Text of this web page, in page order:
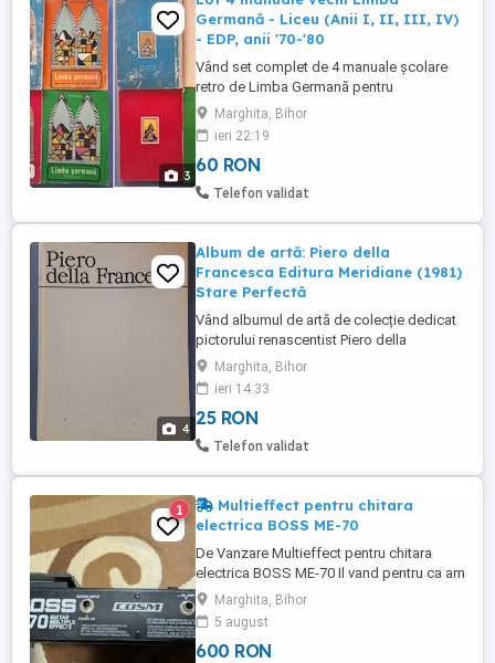
3
Germană - Liceu (Anii I, II, III, IV)
- EDP, anii '70-'80
Vând set complet de 4 manuale școlare
retro de Limba Germană pentru
învățământul liceal (Anul I - IV de studiu),
apărute la Editura Didactică și Pedagogică
în perioada anilor 1970 1980. Autori: Livia
Ștefănescu, Basilius Abager Stare: Cărțile
sunt folosite lucrate, însă sunt complete,
Marghita, Bihor
ieri 22:19
60 RON
Telefon validat
4
Album de artă: Piero della
Francesca Editura Meridiane (1981)
Stare Perfectă
Vând albumul de artă de colecție dedicat
pictorului renascentist Piero della
Francesca, apărut la Editura Meridiane în
anul 1981. Textul și analiza critică sunt
semnate de Denia Mateescu. Format:
Dimensiuni mari, copertă cartonată, text
integral în limba română. Conținut: Include
Marghita, Bihor
ieri 14:33
25 RON
Telefon validat
1
Multieffect pentru chitara
electrica BOSS ME-70
De Vanzare Multieffect pentru chitara
electrica BOSS ME-70 Il vand pentru ca am
cumparat un alt effect,nu mai folosesc
asta :) Boss ME-70 este un procesor
multiefect de chitara cu 36 patchuri preset
si 36 patchuri user: conversie AD DA: 24
Marghita, Bihor
5 august
600 RON